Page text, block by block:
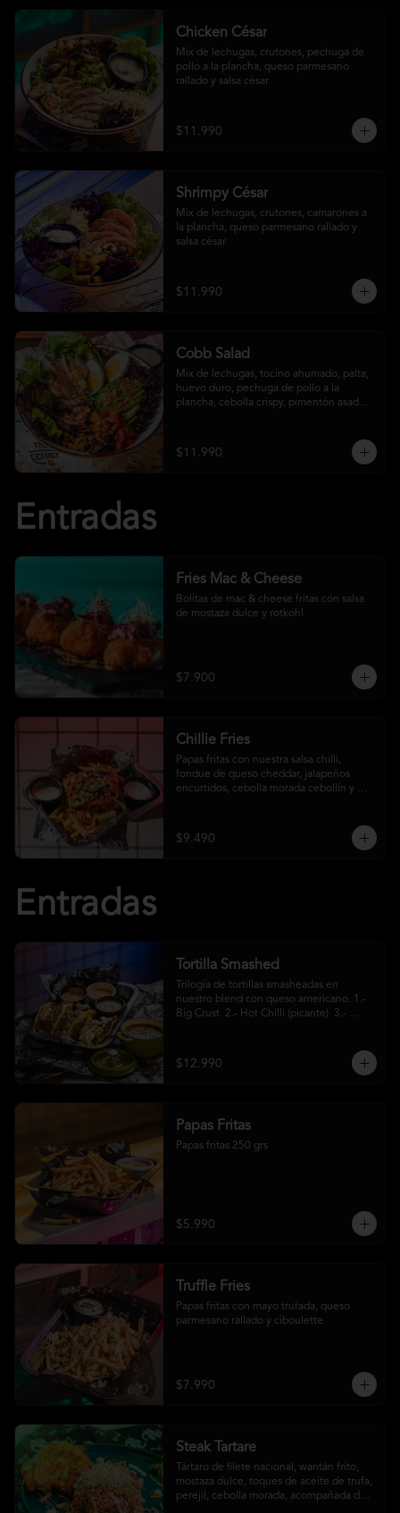
Chicken César
Mix de lechugas, crutones, pechuga de
pollo a la plancha, queso parmesano
rallado y salsa césar
$11.990
Shrimpy César
Mix de lechugas, crutones, camarones a
la plancha, queso parmesano rallado y
salsa césar
$11.990
Cobb Salad
Mix de lechugas, tocino ahumado, palta,
huevo duro, pechuga de pollo a la
plancha, cebolla crispy, pimentón asado,
$11.990
Entradas
Fries Mac & Cheese
Bolitas de mac & cheese fritas con salsa
de mostaza dulce y rotkohl
$7.900
Chillie Fries
Papas fritas con nuestra salsa chilli,
fondue de queso cheddar, jalapeños
encurtidos, cebolla morada cebollín y
$9.490
Entradas
Tortilla Smashed
Trilogía de tortillas smasheadas en
nuestro blend con queso americano. 1.-
Big Crust  2.- Hot Chilli (picante)  3.-
$12.990
Papas Fritas
Papas fritas 250 grs
$5.990
Truffle Fries
Papas fritas con mayo trufada, queso
parmesano rallado y ciboulette
$7.990
Steak Tartare
Tártaro de filete nacional, wantán frito,
mostaza dulce, toques de aceite de trufa,
perejil, cebolla morada, acompañada de